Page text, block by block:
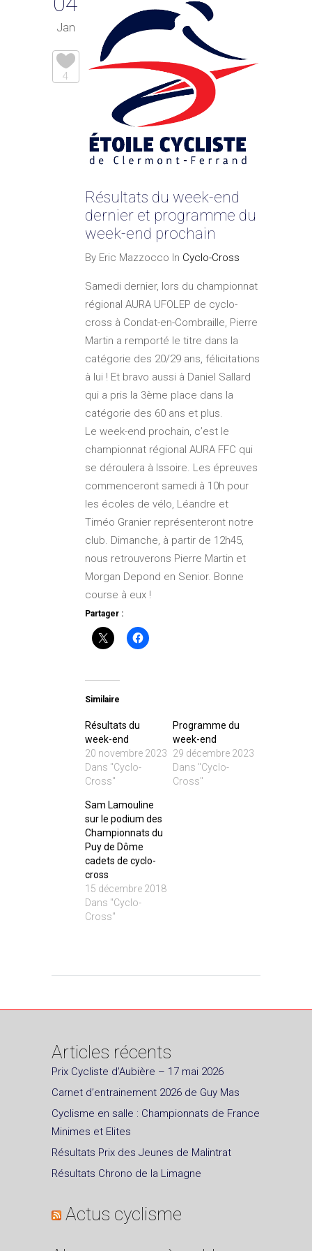
Jan
4
Résultats du week-end
dernier et programme du
week-end prochain
By Eric Mazzocco In Cyclo-Cross
Samedi dernier, lors du championnat
régional AURA UFOLEP de cyclo-
cross à Condat-en-Combraille, Pierre
Martin a remporté le titre dans la
catégorie des 20/29 ans, félicitations
à lui ! Et bravo aussi à Daniel Sallard
qui a pris la 3ème place dans la
catégorie des 60 ans et plus.
Le week-end prochain, c’est le
championnat régional AURA FFC qui
se déroulera à Issoire. Les épreuves
commenceront samedi à 10h pour
les écoles de vélo, Léandre et
Timéo Granier représenteront notre
club. Dimanche, à partir de 12h45,
nous retrouverons Pierre Martin et
Morgan Depond en Senior. Bonne
course à eux !
Partager :
Similaire
Résultats du
week-end
20 novembre 2023
Dans "Cyclo-
Cross"
Programme du
week-end
29 décembre 2023
Dans "Cyclo-
Cross"
Sam Lamouline
sur le podium des
Championnats du
Puy de Dôme
cadets de cyclo-
cross
15 décembre 2018
Dans "Cyclo-
Cross"
Articles récents
Prix Cycliste d’Aubière – 17 mai 2026
Carnet d’entrainement 2026 de Guy Mas
Cyclisme en salle : Championnats de France
Minimes et Elites
Résultats Prix des Jeunes de Malintrat
Résultats Chrono de la Limagne
Actus cyclisme